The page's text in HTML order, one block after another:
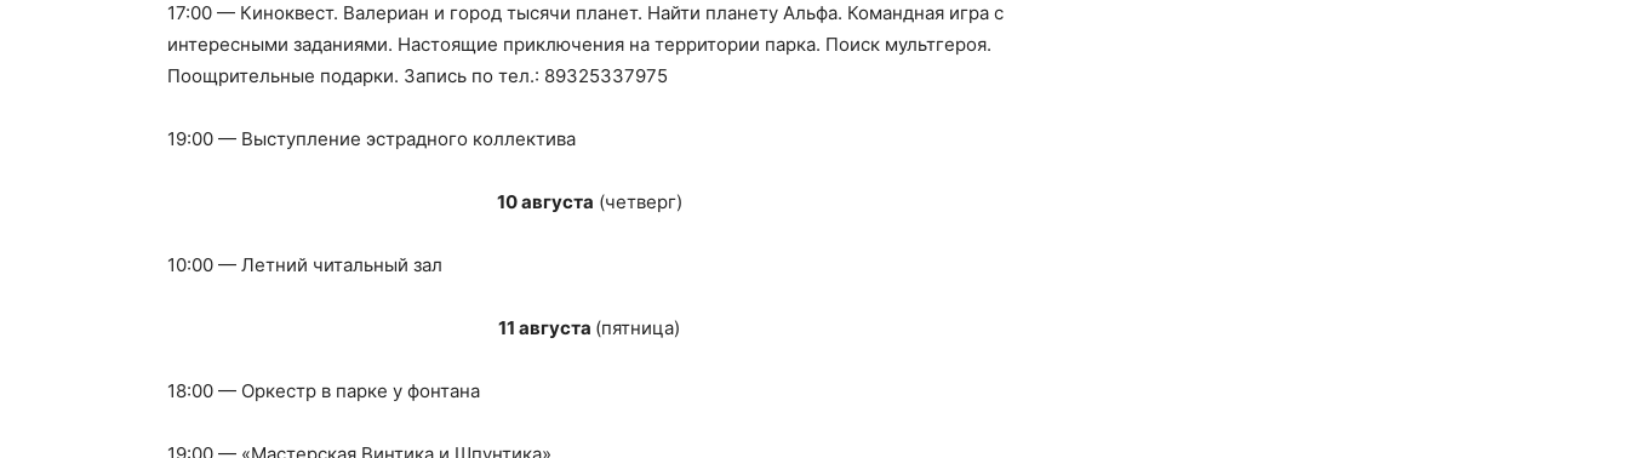
17:00 — Киноквест. Валериан и город тысячи планет. Найти планету Альфа. Командная игра с
интересными заданиями. Настоящие приключения на территории парка. Поиск мультгероя.
Поощрительные подарки. Запись по тел.: 89325337975
19:00 — Выступление эстрадного коллектива
10 августа (четверг)
10:00 — Летний читальный зал
11 августа (пятница)
18:00 — Оркестр в парке у фонтана